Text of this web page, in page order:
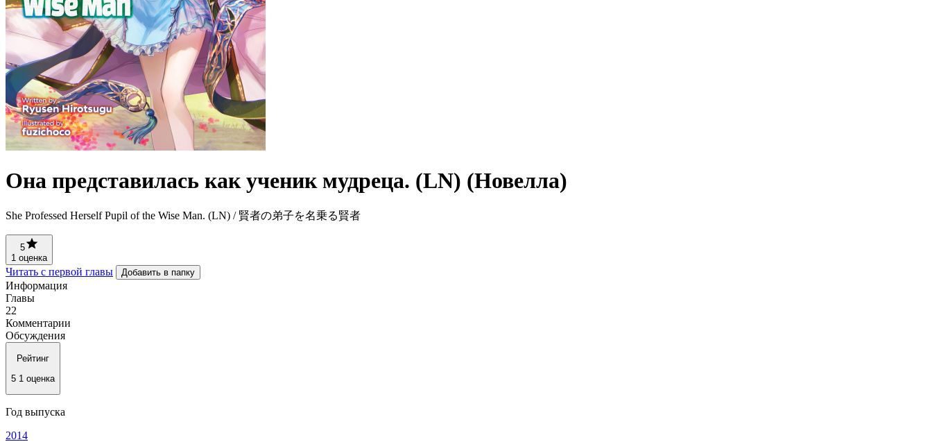
Она представилась как ученик мудреца. (LN) (Новелла)
She Professed Herself Pupil of the Wise Man. (LN) / 賢者の弟子を名乗る賢者
5
1 оценка
Читать с первой главы Добавить в папку
Информация
Главы
22
Комментарии
Обсуждения
Рейтинг
5 1 оценка
Год выпуска
2014